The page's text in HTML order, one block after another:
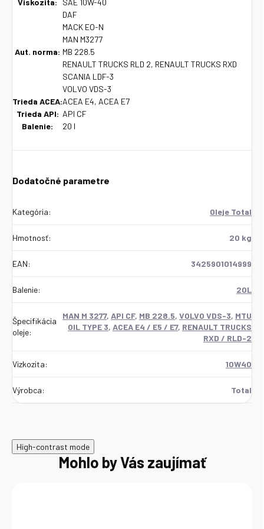
Viskozita: SAE 10W-40
Aut. norma:
DAF
MACK EO-N
MAN M3277
MB 228.5
RENAULT TRUCKS RLD 2, RENAULT TRUCKS RXD
SCANIA LDF-3
VOLVO VDS-3
Trieda ACEA:ACEA E4, ACEA E7
Trieda API: API CF
Balenie:
20 l
Dodatočné parametre
Kategória: Oleje Total
Hmotnosť: 20 kg
EAN: 3425901014999
Balenie: 20L
Špecifikácia
oleje:
MAN M 3277, API CF, MB 228.5, VOLVO VDS-3, MTU
OIL TYPE 3, ACEA E4 / E5 / E7, RENAULT TRUCKS
RXD / RLD-2
Vizkozita: 10W40
Výrobca: Total
High-contrast mode
Mohlo by Vás zaujímať